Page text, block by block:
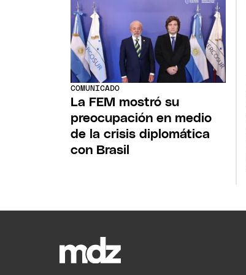
COMUNICADO
La FEM mostró su
preocupación en medio
de la crisis diplomática
con Brasil